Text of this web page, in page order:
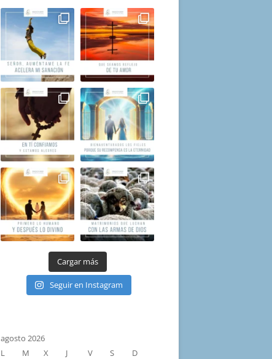
Cargar más
Seguir en Instagram
agosto 2026
L
M X J V S
D